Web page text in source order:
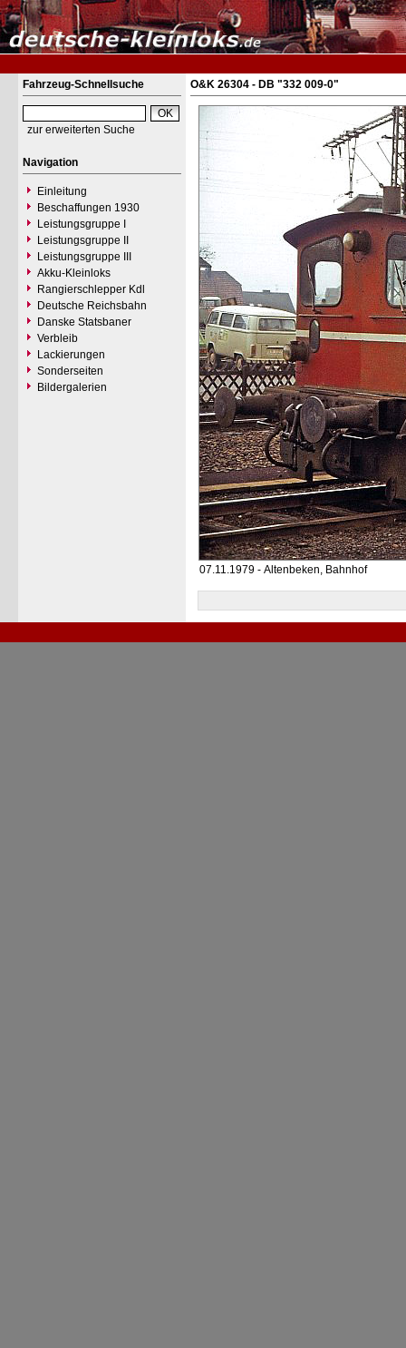
Fahrzeug-Schnellsuche
zur erweiterten Suche
Navigation
Einleitung
Beschaffungen 1930
Leistungsgruppe I
Leistungsgruppe II
Leistungsgruppe III
Akku-Kleinloks
Rangierschlepper Kdl
Deutsche Reichsbahn
Danske Statsbaner
Verbleib
Lackierungen
Sonderseiten
Bildergalerien
O&K 26304 - DB "332 009-0"
07.11.1979 - Altenbeken, Bahnhof